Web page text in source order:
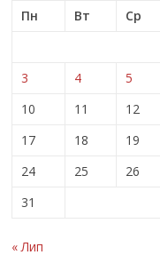
Пн
Вт Ср
3
4 5
10
11 12
17
18 19
24
25 26
31
« Лип